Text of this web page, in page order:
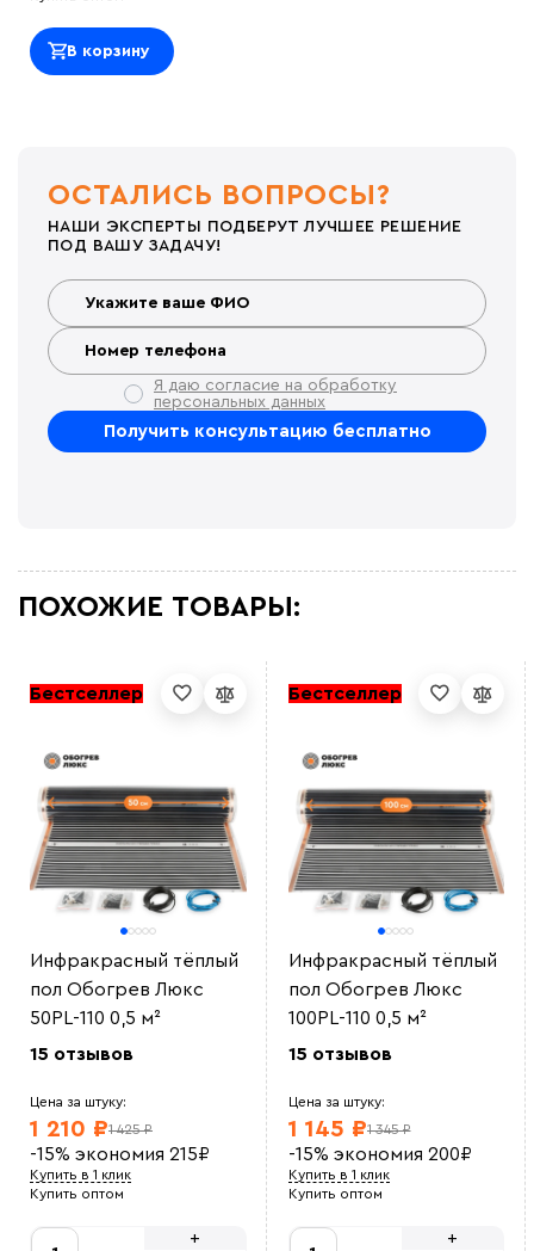
В корзину
ОСТАЛИСЬ ВОПРОСЫ?
НАШИ ЭКСПЕРТЫ ПОДБЕРУТ ЛУЧШЕЕ РЕШЕНИЕ
ПОД ВАШУ ЗАДАЧУ!
Я даю согласие на обработку
персональных данных
ПОХОЖИЕ ТОВАРЫ:
Бестселлер
Инфракрасный тёплый
пол Обогрев Люкс
50PL-110 0,5 м²
15 отзывов
Цена за штуку:
1 425 ₽
1 210 ₽
-15% экономия 215₽
Купить в 1 клик
Купить оптом
+
Бестселлер
Инфракрасный тёплый
пол Обогрев Люкс
100PL-110 0,5 м²
15 отзывов
Цена за штуку:
1 345 ₽
1 145 ₽
-15% экономия 200₽
Купить в 1 клик
Купить оптом
+